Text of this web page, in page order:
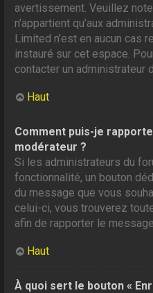
avertissement. Veuillez
n’appartient qu’aux
Limited n’est en aucun cas
instauré sur cet espace.
contacter un administrateur
Haut
Comment puis-je
modérateur ?
Si les administrateurs du
fonctionnalité, un bouton
du message que vous
celui-ci, vous trouverez
afin de rapporter le message.
Haut
À quoi sert le bouton «